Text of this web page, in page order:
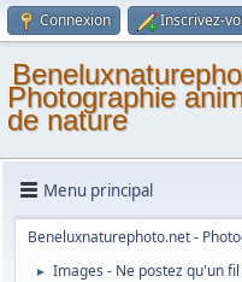
Connexion Inscrivez-
Photographie
de nature
Menu principal
Beneluxnaturephoto.net -
► Images - Ne postez qu'un